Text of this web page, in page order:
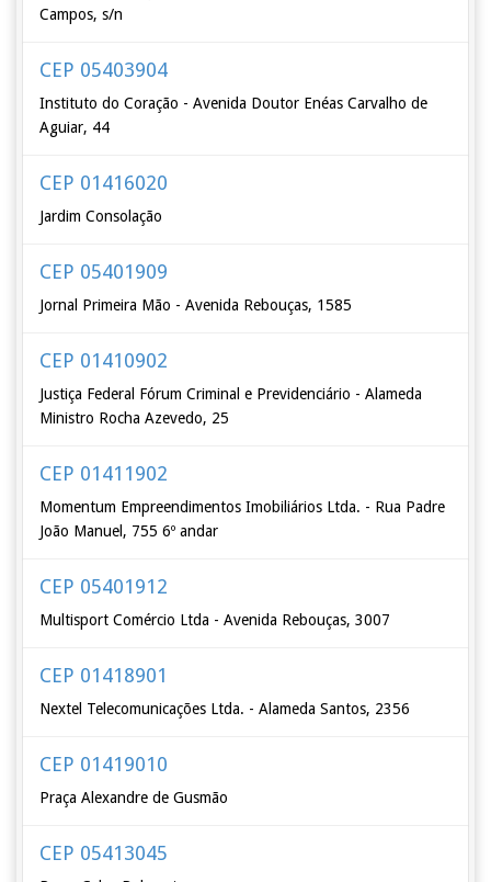
Campos, s/n
CEP 05403904
Instituto do Coração - Avenida Doutor Enéas Carvalho de
Aguiar, 44
CEP 01416020
Jardim Consolação
CEP 05401909
Jornal Primeira Mão - Avenida Rebouças, 1585
CEP 01410902
Justiça Federal Fórum Criminal e Previdenciário - Alameda
Ministro Rocha Azevedo, 25
CEP 01411902
Momentum Empreendimentos Imobiliários Ltda. - Rua Padre
João Manuel, 755 6º andar
CEP 05401912
Multisport Comércio Ltda - Avenida Rebouças, 3007
CEP 01418901
Nextel Telecomunicações Ltda. - Alameda Santos, 2356
CEP 01419010
Praça Alexandre de Gusmão
CEP 05413045